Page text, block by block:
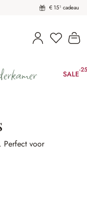
€ 15¹ cadeau
U heeft
SALE-
Perfect voor